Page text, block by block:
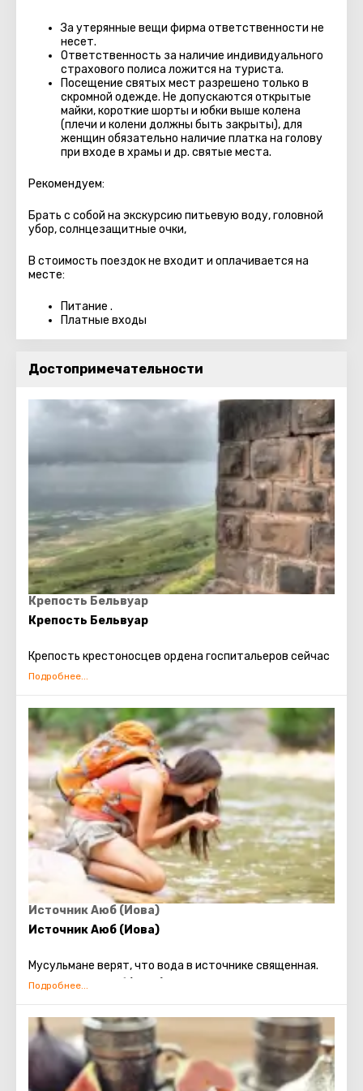
За утерянные вещи фирма ответственности не
несет.
Ответственность за наличие индивидуального
страхового полиса ложится на туриста.
Посещение святых мест разрешено только в
скромной одежде. Не допускаются открытые
майки, короткие шорты и юбки выше колена
(плечи и колени должны быть закрыты), для
женщин обязательно наличие платка на голову
при входе в храмы и др. святые места.
Рекомендуем:
Брать с собой на экскурсию питьевую воду, головной
убор, солнцезащитные очки,
В стоимость поездок не входит и оплачивается на
месте:
Питание .
Платные входы
Достопримечательности
Крепость Бельвуар
Крепость Бельвуар
Крепость крестоносцев ордена госпитальеров сейчас
носит статус национального парка. Раскинулся он на
Галилейского моря), на плато Нафтали. Долина
Иордана лежит на 500 м ниже парка.
Во времена создания «Бельвуар» играл важнейшую
роль для Иерусалима. Он должен был быть главной
защитой святого города он набега мусульман.
Источник Аюб (Иова)
Источник Аюб (Иова)
Мусульмане верят, что вода в источнике священная.
Благодаря ей Аюб (Иова) смог вылечиться от проказы.
считается местом, где он нашел убежище. Источник и
сейчас окружают легенды о его чудодейственной
силе.